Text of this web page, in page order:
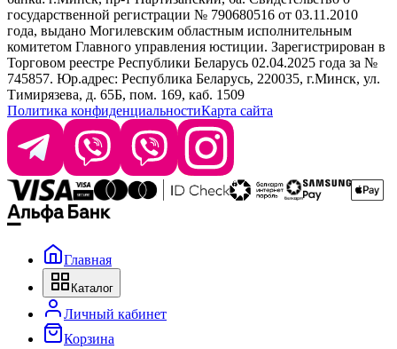
info@krasabel.by
Офис: г. Минск, ул. Тимирязева 65Б, офис 1509
Склад: г. Минск, ул. Домбровская, 15
Время работы: пн–чт 9:00–17:30, пт 9:00–17:00
государственной регистрации № 790680516 от 03.11.2010
года, выдано Могилевским областным исполнительным
комитетом Главного управления юстиции. Зарегистрирован в
Торговом реестре Республики Беларусь 02.04.2025 года за №
745857. Юр.адрес: Республика Беларусь, 220035, г.Минск, ул.
Тимирязева, д. 65Б, пом. 169, каб. 1509
Политика конфиденциальностиКарта сайта
Главная
Каталог
Личный кабинет
Корзина